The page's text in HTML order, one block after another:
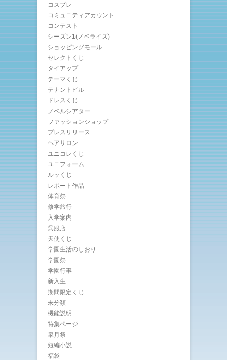
コスプレ
コミュニティアカウント
コンテスト
シーズン1(ノベライズ)
ショッピングモール
セレクトくじ
タイアップ
テーマくじ
テナントビル
ドレスくじ
ノベルシアター
ファッションショップ
プレスリリース
ヘアサロン
ユニコレくじ
ユニフォーム
ルッくじ
レポート作品
体育祭
修学旅行
入学案内
呉服店
天使くじ
学園生活のしおり
学園祭
学園行事
新入生
期間限定くじ
未分類
機能説明
特集ページ
皐月祭
短編小説
福袋